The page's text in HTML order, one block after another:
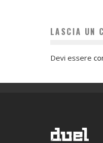
LASCIA UN
Devi essere